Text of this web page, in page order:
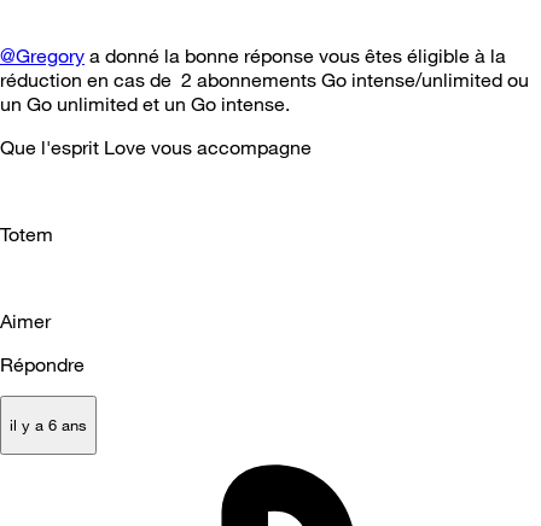
@Gregory a donné la bonne réponse vous êtes éligible à la
réduction en cas de 2 abonnements Go intense/unlimited ou
un Go unlimited et un Go intense.
Que l'esprit Love vous accompagne
Totem
Aimer
Répondre
il y a 6 ans